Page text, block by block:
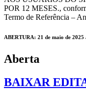
POR 12 MESES.,
Termo de Referência –
ABERTURA: 21 de maio de 2025
Aberta
BAIXAR